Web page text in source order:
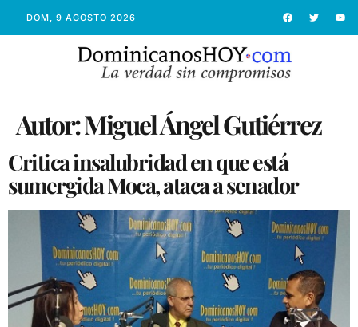
DOM, 9 AGOSTO 2026
Autor:Miguel Ángel Gutiérrez
Critica insalubridad en que está
sumergida Moca, ataca a senador